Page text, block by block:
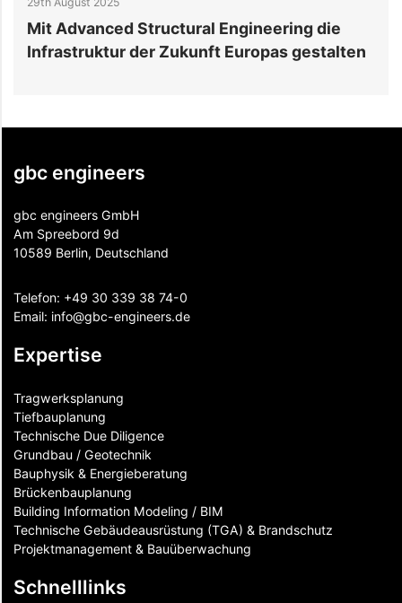
Mit Advanced Structural Engineering die
Infrastruktur der Zukunft Europas gestalten
gbc engineers
gbc engineers GmbH
Am Spreebord 9d
10589 Berlin, Deutschland
Telefon: +49 30 339 38 74-0
Email: info@gbc-engineers.de
Expertise
Tragwerksplanung
Tiefbauplanung
Technische Due Diligence
Grundbau / Geotechnik
Bauphysik & Energieberatung
Brückenbauplanung
Building Information Modeling / BIM
Technische Gebäudeausrüstung (TGA) & Brandschutz
Projektmanagement & Bauüberwachung
Schnelllinks